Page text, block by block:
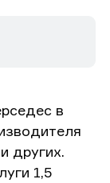
в
других.
1,5